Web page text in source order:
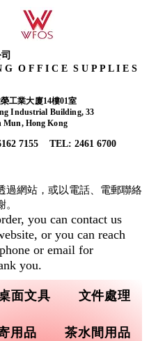
G O F F I C E S U P P L I E S
工業大廈14樓01室
Industrial Building, 33
Mun, Hong Kong
7155​ TEL: 2461 6700
面文具 文件處理
用品 茶水間用品
過網站，或以電話、電郵聯絡
。
you can contact us
or you can reach
or email for
you.